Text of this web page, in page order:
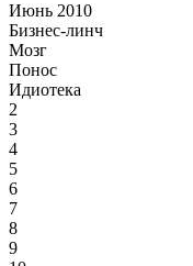
Июнь 2010
Бизнес-линч
Мозг
Понос
Идиотека
2
3
4
5
6
7
8
9